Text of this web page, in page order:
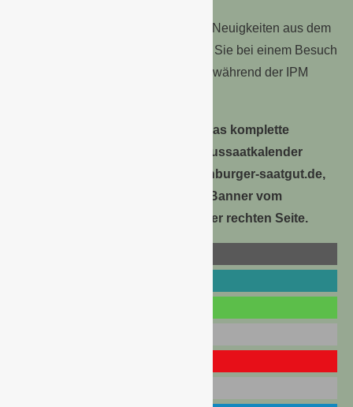
Das ist nur eine kleine Auswahl an Neuigkeiten aus dem
Hause „Quedlinburger Saatgut“ die Sie bei einem Besuch
auf dem Messestand in der Halle 1 während der IPM
Zusätzliche Informationen über das komplette
Saatgut-Sortiment sowie einen Aussaatkalender
finden Sie auf unter: www.quedlinburger-saatgut.de,
oder klicken Sie einfach auf das Banner vom
Quedlinburger Saatgut hier auf der rechten Seite.